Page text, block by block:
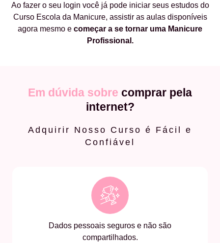
Ao fazer o seu login você já pode iniciar seus estudos do
Curso Escola da Manicure, assistir as aulas disponíveis
agora mesmo e começar a se tornar uma Manicure
Profissional.
Em dúvida sobre comprar pela
internet?
Adquirir Nosso Curso é Fácil e
Confiável
Dados pessoais seguros e não são
compartilhados.